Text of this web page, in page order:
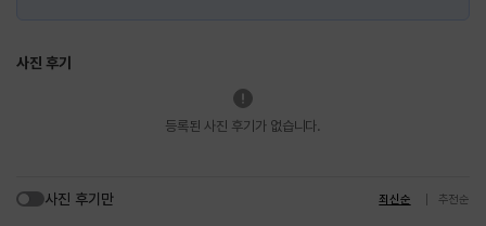
사진 후기
등록된 사진 후기가 없습니다.
사진 후기만 최신순 추천순